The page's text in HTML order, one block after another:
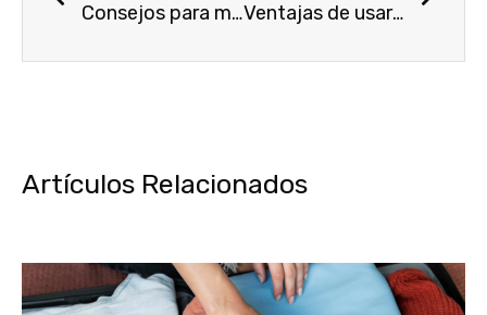
Consejos para mudanzas a ciudades con climas fríos Ventajas de usar servicios de mudanza profesional para mudanzas nacionales
Artículos Relacionados